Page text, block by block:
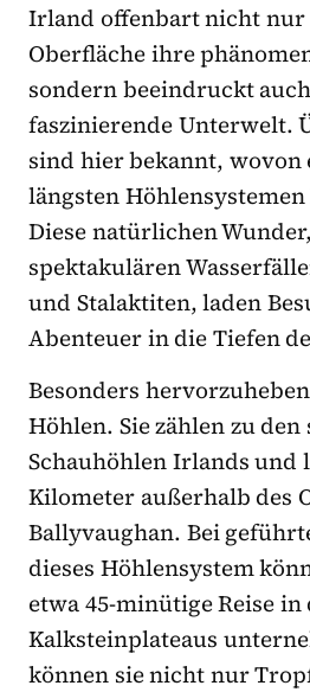
Irland offenbart nicht nur
Oberfläche ihre
sondern beeindruckt
faszinierende Unterwelt.
sind hier bekannt, wovon
längsten
Diese natürlichen
spektakulären
und Stalaktiten, laden
Abenteuer in die Tiefen
Besonders
Höhlen. Sie zählen zu den
Schauhöhlen Irlands und
Kilometer außerhalb des
Ballyvaughan. Bei
dieses Höhlensystem
etwa 45-minütige Reise in
Kalksteinplateaus
können sie nicht nur